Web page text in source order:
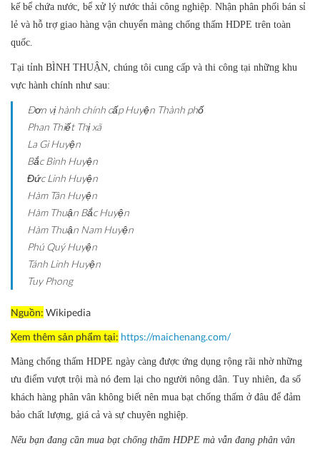
kế bể chứa nước, bể xử lý nước thải công nghiệp. Nhận phân phối bán sỉ
lẻ và hỗ trợ giao hàng vận chuyển màng chống thấm HDPE trên toàn
quốc.
Tại tỉnh BÌNH THUẬN, chúng tôi cung cấp và thi công tại những khu
vực hành chính như sau:
Ðơn vị hành chính cấp Huyện Thành phố
Phan Thiết Thị xã
La Gi Huyện
Bắc Bình Huyện
Đức Linh Huyện
Hàm Tân Huyện
Hàm Thuận Bắc Huyện
Hàm Thuận Nam Huyện
Phú Quý Huyện
Tánh Linh Huyện
Tuy Phong
Nguồn: Wikipedia
Xem thêm sản phẩm tại: https://maichenang.com/
Màng chống thấm HDPE ngày càng được ứng dụng rộng rãi nhờ những
ưu điểm vượt trội mà nó đem lại cho người nông dân. Tuy nhiên, đa số
khách hàng phân vân không biết nên mua bạt chống thấm ở đâu để đảm
bảo chất lượng, giá cả và sự chuyên nghiệp.
Nếu bạn đang cần mua bạt chống thấm HDPE mà vẫn đang phân vân